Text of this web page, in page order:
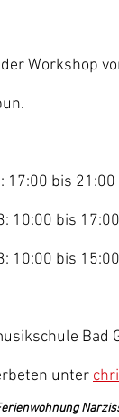
Workshop
17:00 bis 21:00
10:00 bis
10:00 bis
Bad
unter